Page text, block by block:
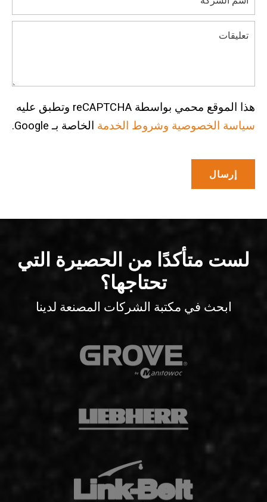
هذا الموقع محمي بواسطة reCAPTCHA وتطبق عليه
سياسة الخصوصية وشروط الخدمة الخاصة بـ Google.
لست متأكدًا من الحصيرة التي
تحتاجها؟
ابحث في مكتبة الشركات المصنعة لدينا